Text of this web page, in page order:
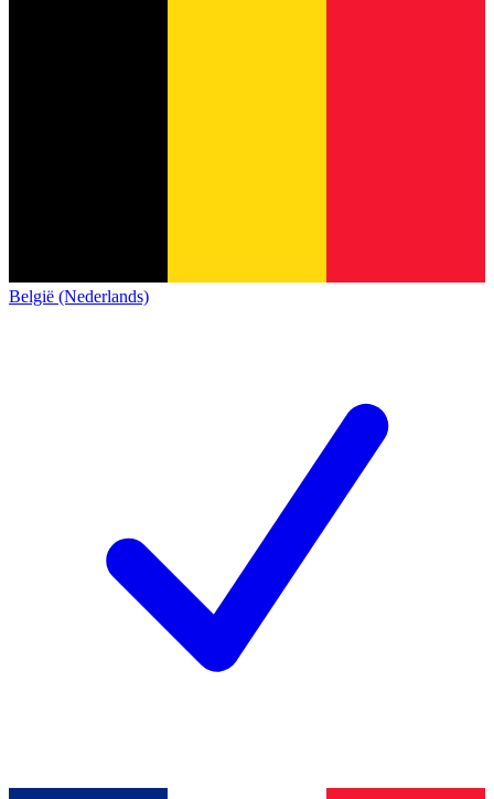
België (Nederlands)